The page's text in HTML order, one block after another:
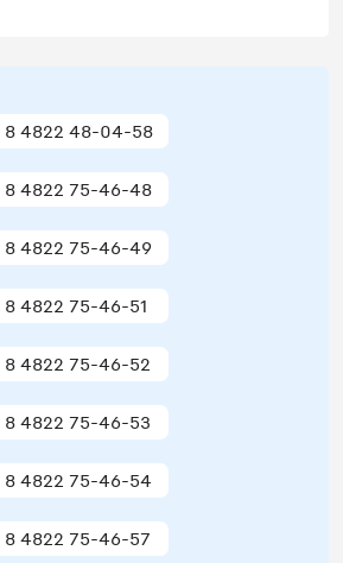
8 4822 48-04-58
8 4822 75-46-48
8 4822 75-46-49
8 4822 75-46-51
8 4822 75-46-52
8 4822 75-46-53
8 4822 75-46-54
8 4822 75-46-57